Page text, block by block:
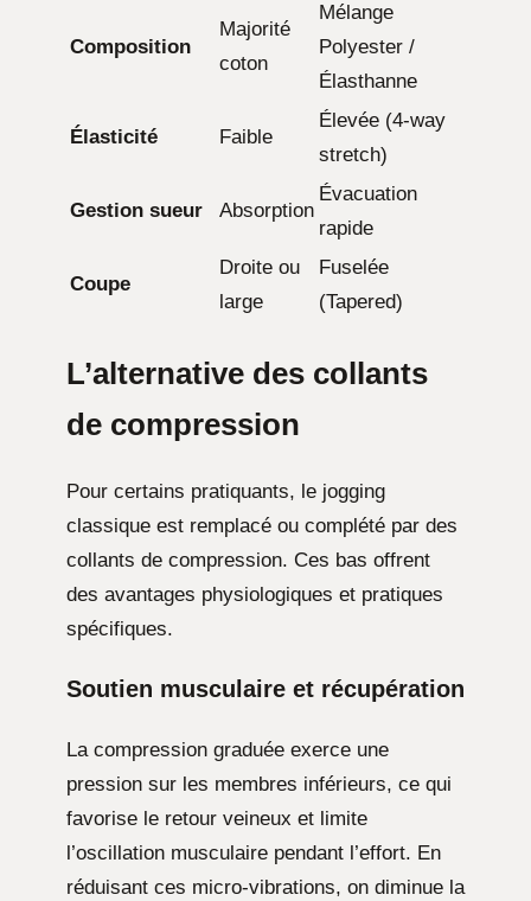
Composition
Majorité
coton
Mélange
Polyester /
Élasthanne
Élasticité Faible
Élevée (4-way
stretch)
Gestion sueur Absorption
Évacuation
rapide
Coupe
Droite ou
large
Fuselée
(Tapered)
L’alternative des collants
de compression
Pour certains pratiquants, le jogging
classique est remplacé ou complété par des
collants de compression. Ces bas offrent
des avantages physiologiques et pratiques
spécifiques.
Soutien musculaire et récupération
La compression graduée exerce une
pression sur les membres inférieurs, ce qui
favorise le retour veineux et limite
l’oscillation musculaire pendant l’effort. En
réduisant ces micro-vibrations, on diminue la